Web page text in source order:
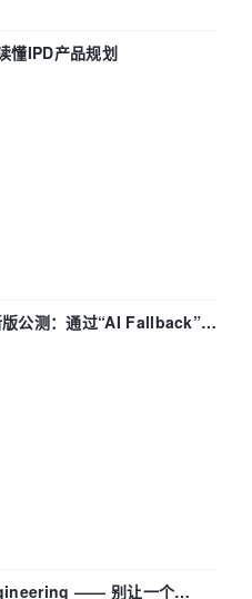
懂IPD产品规划
公测：通过“AI Fallback”与
—— 别让一个